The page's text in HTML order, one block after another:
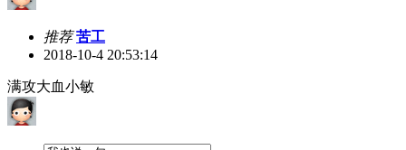
推荐苦工
2018-10-4 20:53:14
满攻大血小敏